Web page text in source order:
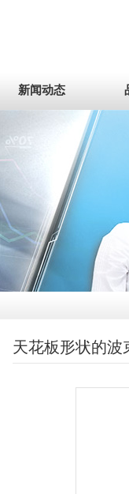
新闻动态
天花板形状的波